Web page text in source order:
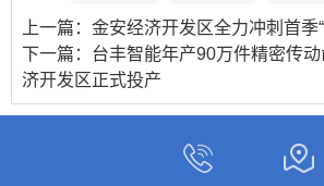
上一篇： 金安经济开发区全力冲刺首季
下一篇： 台丰智能年产90万件精密传
济开发区正式投产